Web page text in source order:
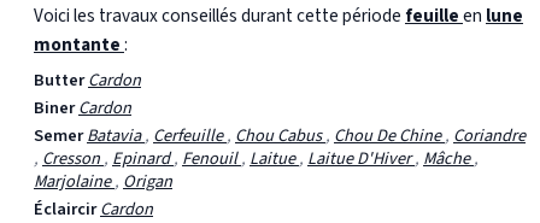
Voici les travaux conseillés durant cette période feuilleen lune
montante:
ButterCardon
BinerCardon
SemerBatavia, Cerfeuille, Chou Cabus, Chou De Chine, Coriandre
, Cresson, Epinard, Fenouil, Laitue, Laitue D'Hiver, Mâche,
Marjolaine, Origan
ÉclaircirCardon